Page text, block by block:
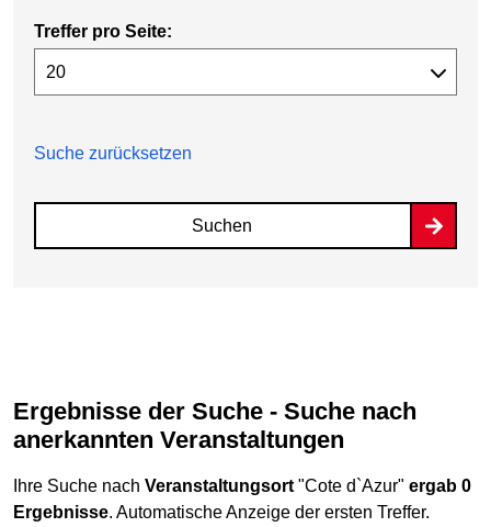
Treffer pro Seite:
Suche zurücksetzen
Suchen
Ergebnisse der Suche - Suche nach
anerkannten Veranstaltungen
Ihre Suche nach Veranstaltungsort "Cote d`Azur" ergab 0
Ergebnisse. Automatische Anzeige der ersten Treffer.